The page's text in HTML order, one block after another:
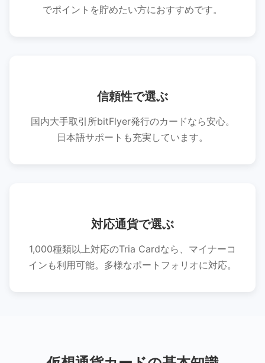
でポイントを貯めたい方におすすめです。
信頼性で選ぶ
国内大手取引所bitFlyer発行のカードなら安心。
日本語サポートも充実しています。
対応通貨で選ぶ
1,000種類以上対応のTria Cardなら、マイナーコ
インも利用可能。多様なポートフォリオに対応。